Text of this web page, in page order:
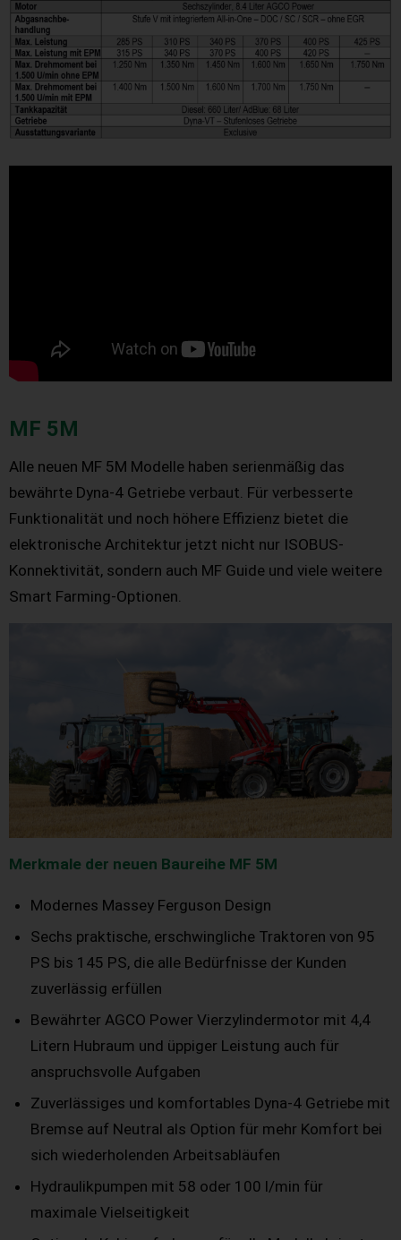
MF 5M
Alle neuen MF 5M Modelle haben serienmäßig das
bewährte Dyna-4 Getriebe verbaut. Für verbesserte
Funktionalität und noch höhere Effizienz bietet die
elektronische Architektur jetzt nicht nur ISOBUS-
Konnektivität, sondern auch MF Guide und viele weitere
Smart Farming-Optionen.
Merkmale der neuen Baureihe MF 5M
Modernes Massey Ferguson Design
Sechs praktische, erschwingliche Traktoren von 95
PS bis 145 PS, die alle Bedürfnisse der Kunden
zuverlässig erfüllen
Bewährter AGCO Power Vierzylindermotor mit 4,4
Litern Hubraum und üppiger Leistung auch für
anspruchsvolle Aufgaben
Zuverlässiges und komfortables Dyna-4 Getriebe mit
Bremse auf Neutral als Option für mehr Komfort bei
sich wiederholenden Arbeitsabläufen
Hydraulikpumpen mit 58 oder 100 l/min für
maximale Vielseitigkeit